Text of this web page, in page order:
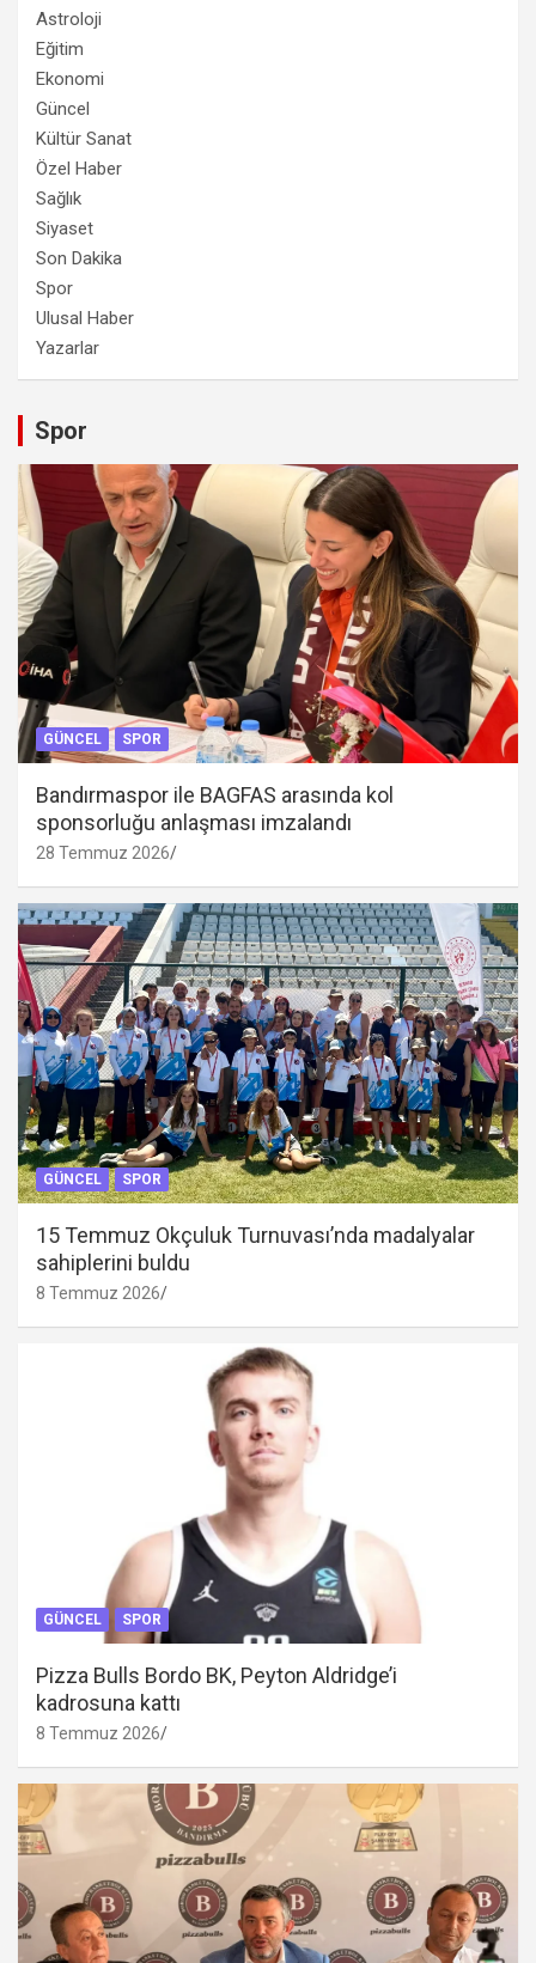
Astroloji
Eğitim
Ekonomi
Güncel
Kültür Sanat
Özel Haber
Sağlık
Siyaset
Son Dakika
Spor
Ulusal Haber
Yazarlar
Spor
GÜNCEL SPOR
Bandırmaspor ile BAGFAS arasında kol
sponsorluğu anlaşması imzalandı
28 Temmuz 2026
GÜNCEL SPOR
15 Temmuz Okçuluk Turnuvası’nda madalyalar
sahiplerini buldu
8 Temmuz 2026
GÜNCEL SPOR
Pizza Bulls Bordo BK, Peyton Aldridge’i
kadrosuna kattı
8 Temmuz 2026